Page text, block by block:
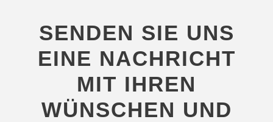
SENDEN SIE UNS
EINE NACHRICHT
MIT IHREN
WÜNSCHEN UND